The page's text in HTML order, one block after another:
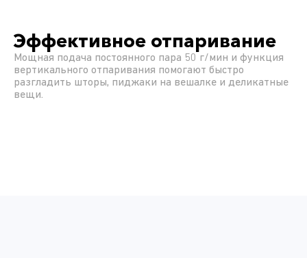
Эффективное отпаривание
Мощная подача постоянного пара 50 г/мин и функция
вертикального отпаривания помогают быстро
разгладить шторы, пиджаки на вешалке и деликатные
вещи.